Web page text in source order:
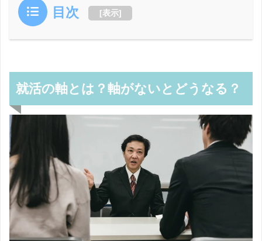
目次 [表示]
就活の軸とは？軸がないとどうなる？